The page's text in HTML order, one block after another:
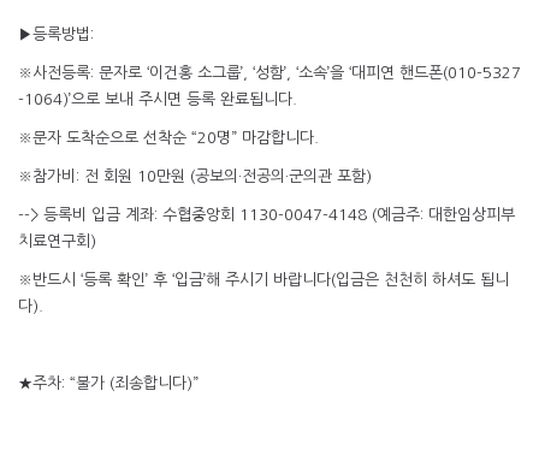
▶등록방법:
※사전등록: 문자로 ‘이건홍 소그룹’, ‘성함’, ‘소속’을 ‘대피연 핸드폰(010-5327
-1064)’으로 보내 주시면 등록 완료됩니다.
※문자 도착순으로 선착순 “20명” 마감합니다.
※참가비: 전 회원 10만원 (공보의·전공의·군의관 포함)
--> 등록비 입금 계좌: 수협중앙회 1130-0047-4148 (예금주: 대한임상피부
치료연구회)
※반드시 ‘등록 확인’ 후 ‘입금’해 주시기 바랍니다(입금은 천천히 하셔도 됩니
다).
★주차: “불가 (죄송합니다)”